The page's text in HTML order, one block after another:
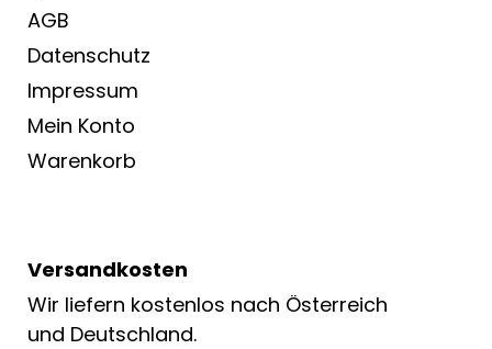
AGB
Datenschutz
Impressum
Mein Konto
Warenkorb
Versandkosten
Wir liefern kostenlos nach Österreich
und Deutschland.